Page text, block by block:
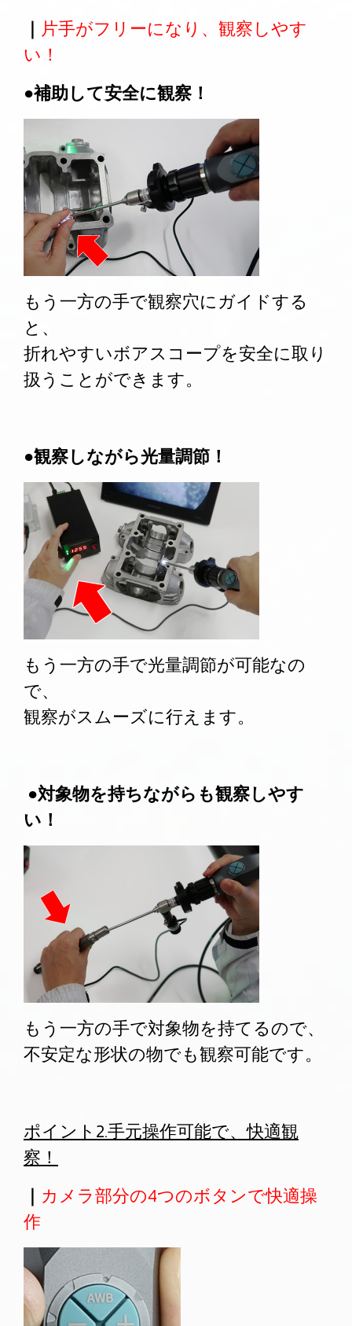
｜ 片手がフリーになり、観察しやす
い！
●補助して安全に観察！
もう一方の手で観察穴にガイドする
と、
折れやすいボアスコープを安全に取り
扱うことができます。
●観察しながら光量調節！
もう一方の手で光量調節が可能なの
で、
観察がスムーズに行えます。
●対象物を持ちながらも観察しやす
い！
もう一方の手で対象物を持てるので、
不安定な形状の物でも観察可能です。
ポイント2.手元操作可能で、快適観
察！
｜ カメラ部分の4つのボタンで快適操
作